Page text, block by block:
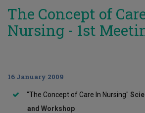
The Concept of
Nursing - 1st
16 January 2009
"The Concept of Care In Nursing"
and Workshop